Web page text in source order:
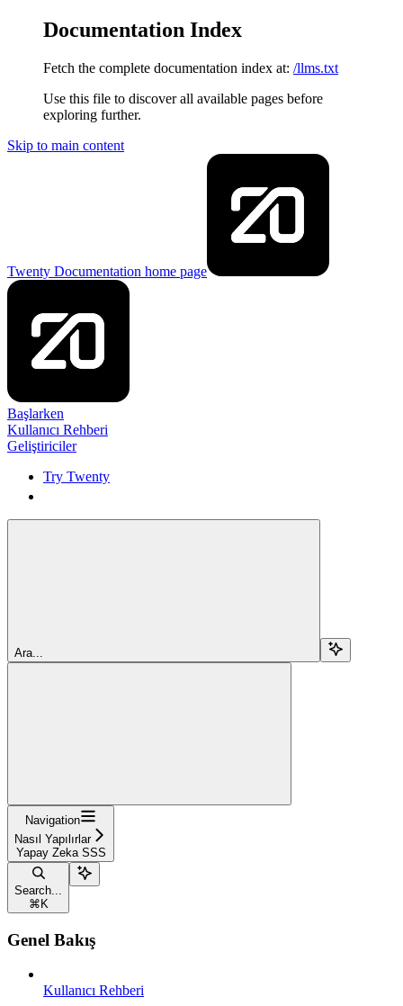
Documentation Index
Fetch the complete documentation index at: /llms.txt
Use this file to discover all available pages before
exploring further.
Skip to main content
Twenty Documentation home page
Başlarken
Kullanıcı Rehberi
Geliştiriciler
Try Twenty
Ara...
Navigation
Nasıl Yapılırlar
Yapay Zeka SSS
Search...
⌘ K
Genel Bakış
Kullanıcı Rehberi